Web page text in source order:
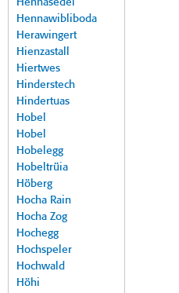
Hennasedel
Hennawibliboda
Herawingert
Hienzastall
Hiertwes
Hinderstech
Hindertuas
Hobel
Hobel
Hobelegg
Hobeltrüia
Höberg
Hocha Rain
Hocha Zog
Hochegg
Hochspeler
Hochwald
Höhi